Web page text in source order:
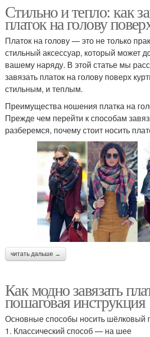
Стильно и тепло: как
платок на голову
Платок на голову — это не только
стильный аксессуар, который может
вашему наряду. В этой статье мы
завязать платок на голову поверх
стильным, и теплым.
Преимущества ношения платка на
Прежде чем перейти к способам
разберемся, почему стоит носить
читать дальше →
Как модно завязать
пошаговая инструкция
Основные способы носить шёлковый
1. Классический способ — на шее